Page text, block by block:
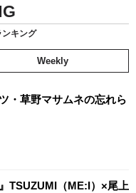
ンキング
Weekly
・草野マサムネの忘れら
TSUZUMI（ME:I）×尾上